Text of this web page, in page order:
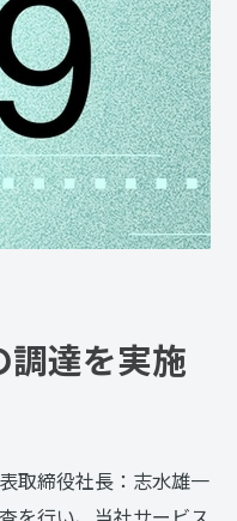
達を実施
取締役社長：志水雄一